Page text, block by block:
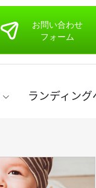
ランディング